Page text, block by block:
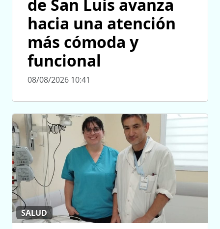
de San Luis avanza
hacia una atención
más cómoda y
funcional
08/08/2026 10:41
SALUD